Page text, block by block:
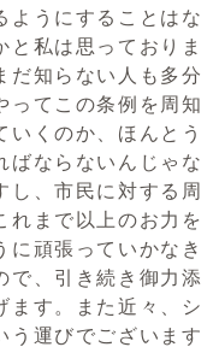
ようにすることはな
と私は思っておりま
だ知らない人も多分
ってこの条例を周知
いくのか、ほんとう
ばならないんじゃな
し、市民に対する周
れまで以上のお力を
に頑張っていかなき
で、引き続き御力添
ます。また近々、シ
う運びでございます